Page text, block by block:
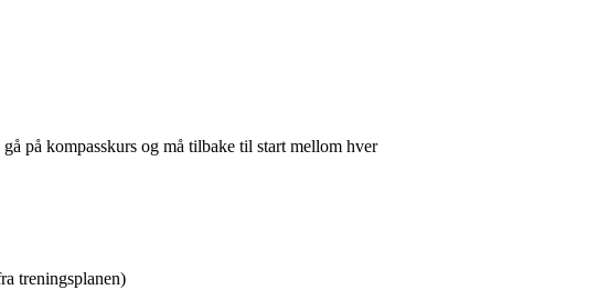
på kompasskurs og må tilbake til start mellom hver
treningsplanen)